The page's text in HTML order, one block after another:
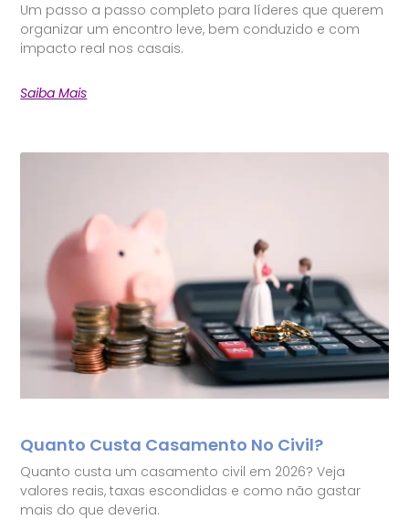
Um passo a passo completo para líderes que querem
organizar um encontro leve, bem conduzido e com
impacto real nos casais.
Saiba Mais
Quanto Custa Casamento No Civil?
Quanto custa um casamento civil em 2026? Veja
valores reais, taxas escondidas e como não gastar
mais do que deveria.